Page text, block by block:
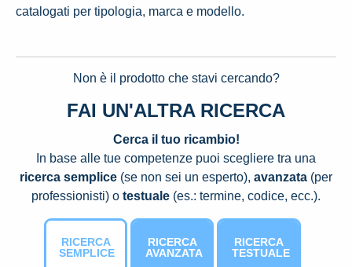
catalogati per tipologia, marca e modello.
Non è il prodotto che stavi cercando?
FAI UN'ALTRA RICERCA
Cerca il tuo ricambio!
In base alle tue competenze puoi scegliere tra una
ricerca semplice (se non sei un esperto), avanzata (per
professionisti) o testuale (es.: termine, codice, ecc.).
RICERCA
SEMPLICE
RICERCA
AVANZATA
RICERCA
TESTUALE